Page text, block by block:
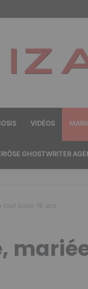
VIDÉOS
GHOSTWRITER
tout juste 16 ans